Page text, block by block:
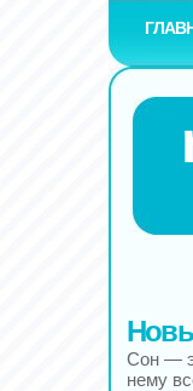
Сон —
нему